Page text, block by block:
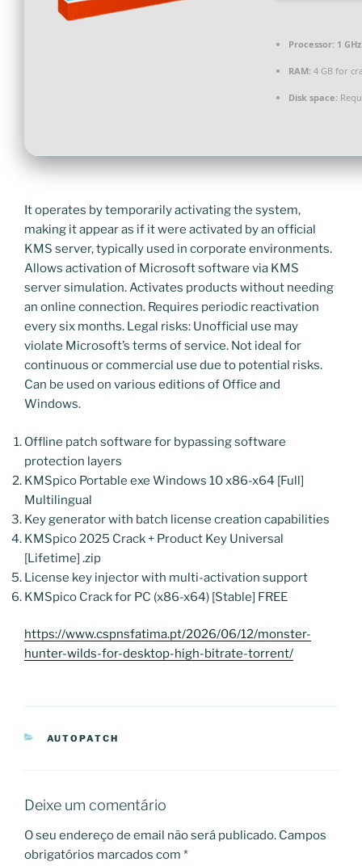
Processor: 1
RAM: 4 GB for
Disk space:
It operates by temporarily activating the system,
making it appear as if it were activated by an official
KMS server, typically used in corporate environments.
Allows activation of Microsoft software via KMS
server simulation. Activates products without needing
an online connection. Requires periodic reactivation
every six months. Legal risks: Unofficial use may
violate Microsoft’s terms of service. Not ideal for
continuous or commercial use due to potential risks.
Can be used on various editions of Office and
Windows.
Offline patch software for bypassing software
protection layers
KMSpico Portable exe Windows 10 x86-x64 [Full]
Multilingual
Key generator with batch license creation capabilities
KMSpico 2025 Crack + Product Key Universal
[Lifetime] .zip
License key injector with multi-activation support
KMSpico Crack for PC (x86-x64) [Stable] FREE
https://www.cspnsfatima.pt/2026/06/12/monster-
hunter-wilds-for-desktop-high-bitrate-torrent/
CATEGORIAS
AUTOPATCH
Deixe um comentário
O seu endereço de email não será publicado. Campos
obrigatórios marcados com *